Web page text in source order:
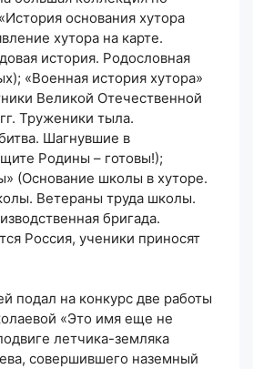
основания хутора
хутора на карте.
история. Родословная
«Военная история хутора»
Великой Отечественной
Труженики тыла.
Шагнувшие в
Родины – готовы!);
(Основание школы в хуторе.
Ветераны труда школы.
бригада.
Россия, ученики приносят
подал на конкурс две работы
«Это имя еще не
летчика-земляка
совершившего наземный